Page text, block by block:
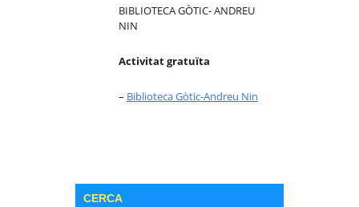
BIBLIOTECA GÒTIC- ANDREU
NIN
Activitat gratuïta
– Biblioteca Gòtic-Andreu Nin
CERCA